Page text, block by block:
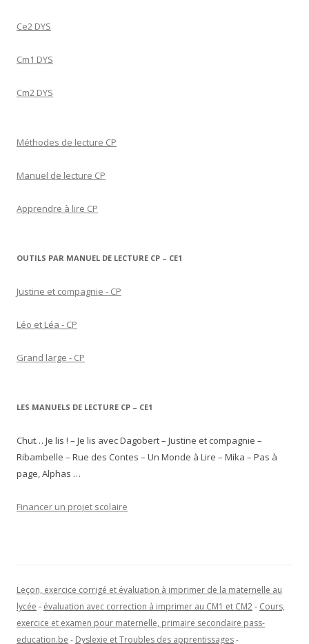
Ce2 DYS
Cm1 DYS
Cm2 DYS
Méthodes de lecture CP
Manuel de lecture CP
Apprendre à lire CP
OUTILS PAR MANUEL DE LECTURE CP – CE1
Justine et compagnie - CP
Léo et Léa - CP
Grand large - CP
LES MANUELS DE LECTURE CP – CE1
Chut… Je lis ! – Je lis avec Dagobert – Justine et compagnie –
Ribambelle – Rue des Contes – Un Monde à Lire – Mika – Pas à
page, Alphas …
Financer un projet scolaire
Leçon, exercice corrigé et évaluation à imprimer de la maternelle au
lycée - évaluation avec correction à imprimer au CM1 et CM2- Cours,
exercice et examen pour maternelle, primaire secondaire pass-
education.be - Dyslexie et Troubles des apprentissages-